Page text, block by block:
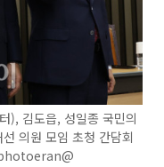
), 김도읍, 성일종 국민의
의원 모임 초청 간담회
photoeran@